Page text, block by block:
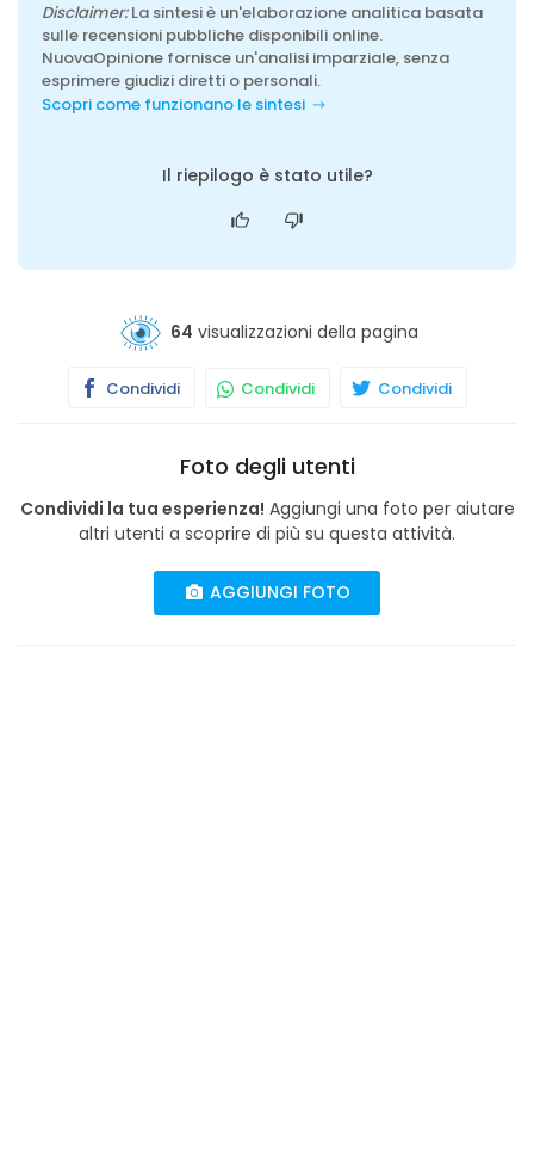
Disclaimer:La sintesi è un'elaborazione analitica basata
sulle recensioni pubbliche disponibili online.
NuovaOpinione fornisce un'analisi imparziale, senza
esprimere giudizi diretti o personali.
Scopri come funzionano le sintesi
Il riepilogo è stato utile?
64 visualizzazioni della pagina
Condividi Condividi Condividi
Foto degli utenti
Condividi la tua esperienza! Aggiungi una foto per aiutare
altri utenti a scoprire di più su questa attività.
AGGIUNGI FOTO